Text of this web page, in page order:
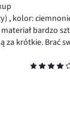
, kolor:
bardzo
za krótkie. Brać